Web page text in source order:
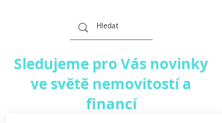
Sledujeme pro Vás novinky
ve světě nemovitostí a
financí